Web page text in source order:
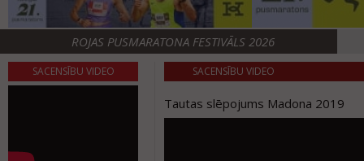
ROJAS PUSMARATONA FESTIVĀLS 2026
SACENSĪBU VIDEO SACENSĪBU VIDEO
Tautas slēpojums Madona 2019